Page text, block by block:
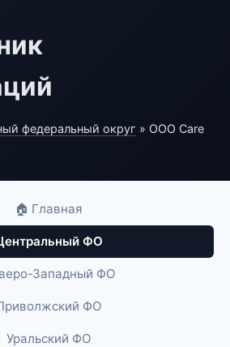
федеральный округ » ООО Care
🏠 Главная
ФО
Западный ФО
ФО
Уральский ФО